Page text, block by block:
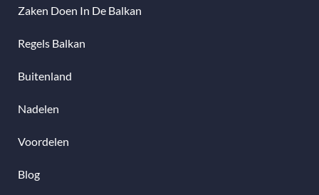
Zaken Doen In De Balkan
Regels Balkan
Buitenland
Nadelen
Voordelen
Blog